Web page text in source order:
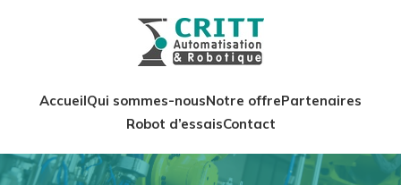
AccueilQui sommes-nousNotre offrePartenaires
Robot d’essaisContact